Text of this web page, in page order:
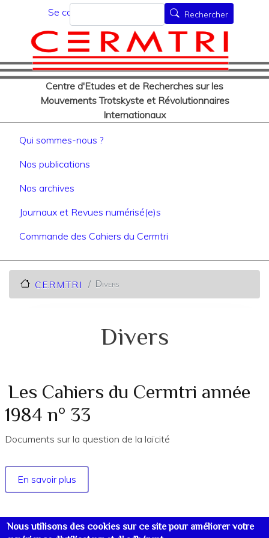
Nous utilisons des cookies sur ce site pour améliorer votre
au
contenu
principal
Menu du compte de
Se connecter
Centre d'Etudes et de Recherches sur les
Mouvements Trotskyste et Révolutionnaires
Internationaux
Rechercher Rechercher
Navigation principale
Qui sommes-nous ?
Nos publications
Nos archives
Journaux et Revues numérisé(e)s
Commande des Cahiers du Cermtri
C.E.R.M.T.R.I Divers
Divers
Les Cahiers du Cermtri année
1984 n° 33
Documents sur la question de la laïcité
En savoir plus
Les
du